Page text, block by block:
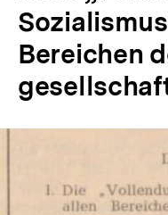
Bereichen